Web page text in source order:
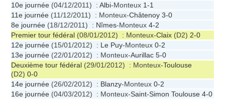
10e journée (04/12/2011) : Albi-Monteux 1-1
11e journée (11/12/2011) : Monteux-Châtenoy 3-0
8e journée (18/12/2011) : Nîmes-Monteux 4-2
Premier tour fédéral (08/01/2012) : Monteux-Claix (D2) 2-0
12e journée (15/01/2012) : Le Puy-Monteux 0-2
13e journée (22/01/2012) : Monteux-Aurillac 5-0
Deuxième tour fédéral (29/01/2012) : Monteux-Toulouse
(D2) 0-0
14e journée (26/02/2012) : Blanzy-Monteux 0-2
16e journée (04/03/2012) : Monteux-Saint-Simon Toulouse 4-0